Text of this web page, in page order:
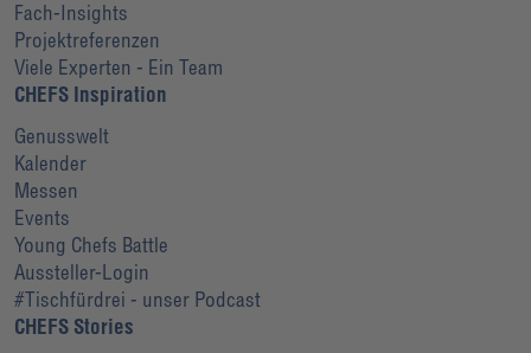
Fach-Insights
Projektreferenzen
Viele Experten - Ein Team
CHEFS Inspiration
Genusswelt
Kalender
Messen
Events
Young Chefs Battle
Aussteller-Login
#Tischfürdrei - unser Podcast
CHEFS Stories